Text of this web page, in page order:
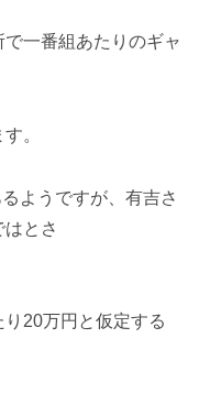
一番組あたりのギャ
。
ようですが、有吉さ
とさ
20万円と仮定する